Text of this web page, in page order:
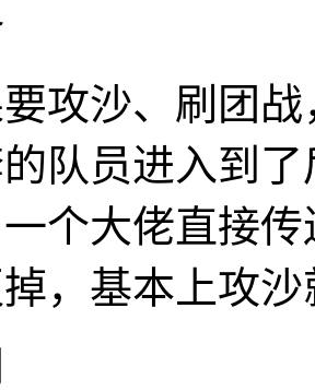
攻沙、刷团
队员进入到
个大佬直接
，基本上攻